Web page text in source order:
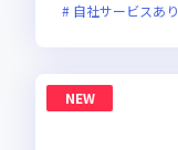
自社サービスあり
NEW